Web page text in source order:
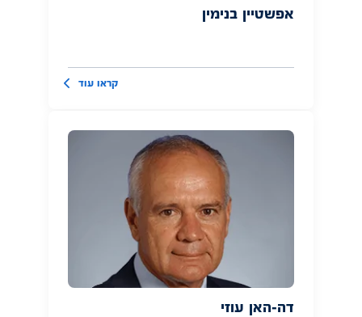
אפשטיין בנימין
קראו עוד
דה-האן עוזי